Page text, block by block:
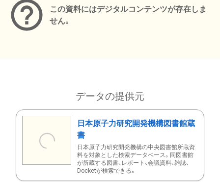
この資料にはデジタルコンテンツが存在しま
せん。
データの提供元
日本原子力研究開発機構図書館蔵
書
日本原子力研究開発機構の中央図書館所蔵資
料を対象とした検索データベース。同図書館
が所蔵する図書、レポート、会議資料、雑誌、
Docketが検索できる。